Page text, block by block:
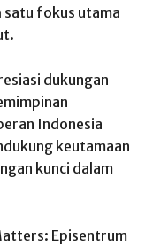
satu fokus utama
dukungan
Indonesia
keutamaan
kunci dalam
Episentrum